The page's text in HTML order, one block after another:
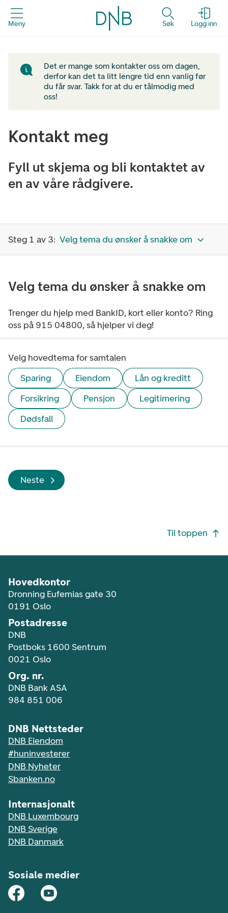
Meny Søk Logg inn
Det er mange som kontakter oss om dagen,
derfor kan det ta litt lengre tid enn vanlig før
du får svar. Takk for at du er tålmodig med
oss!
Kontakt meg
Fyll ut skjema og bli kontaktet av
en av våre rådgivere.
Steg 1 av 3: Velg tema du ønsker å snakke om
Velg tema du ønsker å snakke om
Trenger du hjelp med BankID, kort eller konto? Ring
oss på 915 04800, så hjelper vi deg!
Velg hovedtema for samtalen
Sparing
Eiendom
Lån og kreditt
Forsikring
Pensjon
Legitimering
Dødsfall
Neste
Til toppen
Hovedkontor
Dronning Eufemias gate 30
0191 Oslo
Postadresse
DNB
Postboks 1600 Sentrum
0021 Oslo
Org. nr.
DNB Bank ASA
984 851 006
DNB Nettsteder
DNB Eiendom
#huninvesterer
DNB Nyheter
Sbanken.no
Internasjonalt
DNB Luxembourg
DNB Sverige
DNB Danmark
Sosiale medier